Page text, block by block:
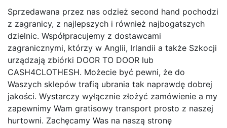
Sprzedawana przez nas odzież second hand pochodzi
z zagranicy, z najlepszych i również najbogatszych
dzielnic. Współpracujemy z dostawcami
zagranicznymi, którzy w Anglii, Irlandii a także Szkocji
urządzają zbiórki DOOR TO DOOR lub
CASH4CLOTHESH. Możecie być pewni, że do
Waszych sklepów trafią ubrania tak naprawdę dobrej
jakości. Wystarczy wyłącznie złożyć zamówienie a my
zapewnimy Wam gratisowy transport prosto z naszej
hurtowni. Zachęcamy Was na naszą stronę